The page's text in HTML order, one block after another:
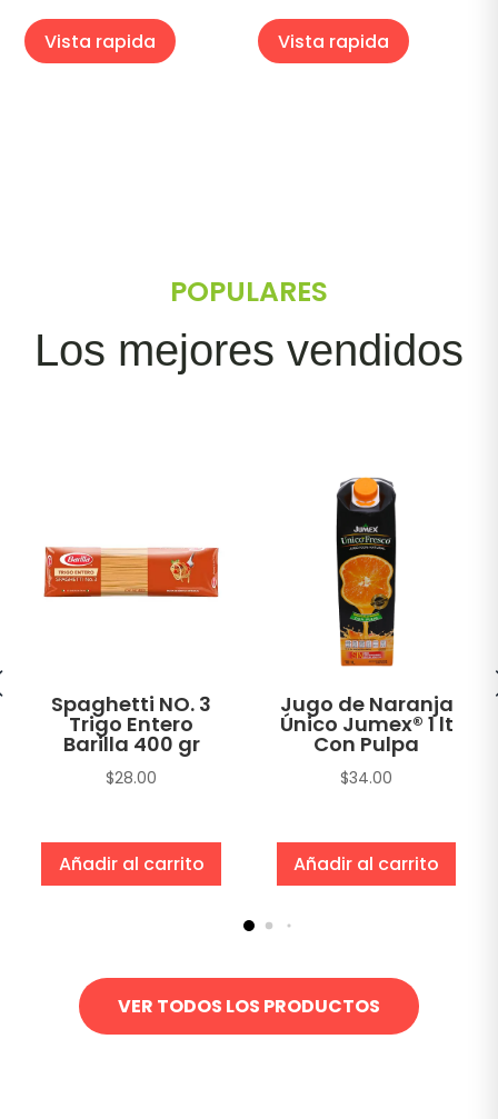
Vista rapida Vista rapida
POPULARES
Los mejores vendidos
Spaghetti NO. 3
Trigo Entero
Barilla 400 gr
$28.00
Añadir al carrito
Jugo de Naranja
Único Jumex® 1 lt
Con Pulpa
$34.00
Añadir al carrito
VER TODOS LOS PRODUCTOS